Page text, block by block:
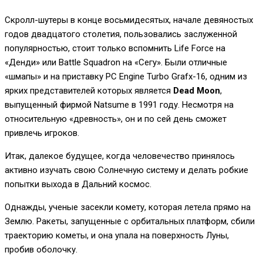
Скролл-шутеры в конце восьмидесятых, начале девяностых
годов двадцатого столетия, пользовались заслуженной
популярностью, стоит только вспомнить Life Force на
«Денди» или Battle Squadron на «Сегу». Были отличные
«шмапы» и на приставку PC Engine Turbo Grafx-16, одним из
ярких представителей которых является Dead Moon,
выпущенный фирмой Natsume в 1991 году. Несмотря на
относительную «древность», он и по сей день сможет
привлечь игроков.
Итак, далекое будущее, когда человечество принялось
активно изучать свою Солнечную систему и делать робкие
попытки выхода в Дальний космос.
Однажды, ученые засекли комету, которая летела прямо на
Землю. Ракеты, запущенные с орбитальных платформ, сбили
траекторию кометы, и она упала на поверхность Луны,
пробив оболочку.